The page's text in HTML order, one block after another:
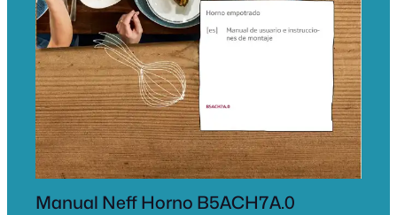
Manual Neff Horno B5ACH7A.0